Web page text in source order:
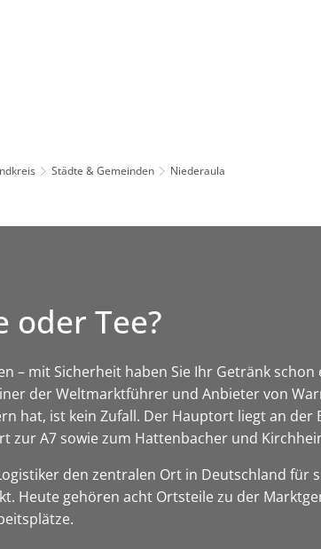
Städte & Gemeinden Niederaula
oder Tee?
– mit Sicherheit haben Sie Ihr Getränk
der Weltmarktführer und Anbieter von
hat, ist kein Zufall. Der Hauptort liegt an
zur A7 sowie zum Hattenbacher und
den zentralen Ort in Deutschland
Heute gehören acht Ortsteile zu der